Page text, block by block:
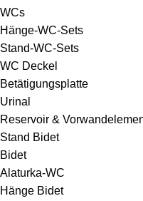
WCs
Hänge-WC-Sets
Stand-WC-Sets
WC Deckel
Betätigungsplatte
Urinal
Reservoir &
Stand Bidet
Bidet
Alaturka-WC
Hänge Bidet